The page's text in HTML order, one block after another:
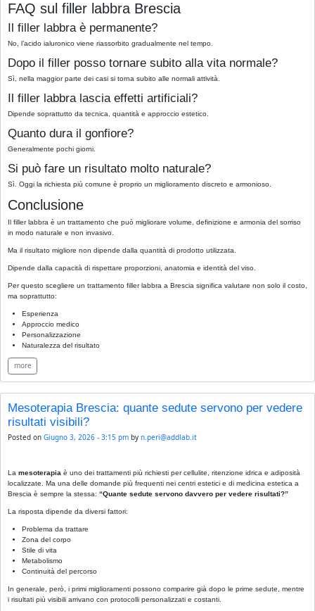
FAQ sul filler labbra Brescia
Il filler labbra è permanente?
No, l’acido ialuronico viene riassorbito gradualmente nel tempo.
Dopo il filler posso tornare subito alla vita normale?
Sì, nella maggior parte dei casi si torna subito alle normali attività.
Il filler labbra lascia effetti artificiali?
Dipende soprattutto da tecnica, quantità e approccio estetico.
Quanto dura il gonfiore?
Generalmente pochi giorni.
Si può fare un risultato molto naturale?
Sì. Oggi la richiesta più comune è proprio un miglioramento discreto e armonioso.
Conclusione
Il filler labbra è un trattamento che può migliorare volume, definizione e armonia del sorriso
in modo naturale e non invasivo.
Ma il risultato migliore non dipende dalla quantità di prodotto utilizzata.
Dipende dalla capacità di rispettare proporzioni, anatomia e identità del viso.
Per questo scegliere un trattamento filler labbra a Brescia significa valutare non solo il costo,
ma soprattutto:
Esperienza
Approccio medico
Personalizzazione
Naturalezza del risultato
more
Mesoterapia Brescia: quante sedute servono per vedere
risultati visibili?
Posted on Giugno 3, 2026 - 3:15 pm by n.peri@addlab.it
La mesoterapia è uno dei trattamenti più richiesti per cellulite, ritenzione idrica e adiposità
localizzate. Ma una delle domande più frequenti nei centri estetici e di medicina estetica a
Brescia è sempre la stessa: “Quante sedute servono davvero per vedere risultati?”
La risposta dipende da diversi fattori:
Problema da trattare
Zona del corpo
Stile di vita
Metabolismo
Continuità del percorso
In generale, però, i primi miglioramenti possono comparire già dopo le prime sedute, mentre
i risultati più visibili arrivano con protocolli personalizzati e costanti.